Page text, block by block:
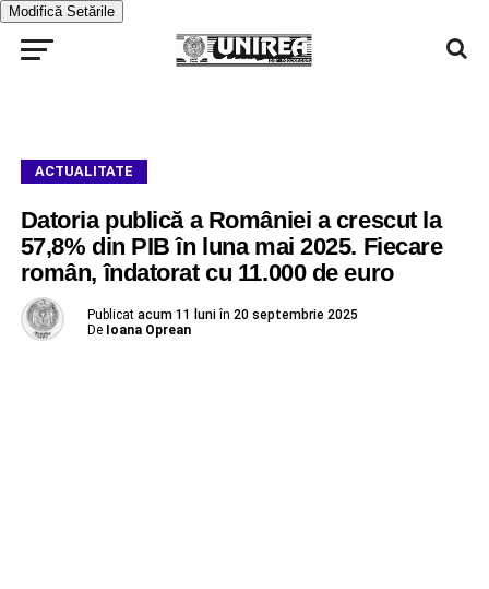
Modifică Setările
ACTUALITATE
Datoria publică a României a crescut la
57,8% din PIB în luna mai 2025. Fiecare
român, îndatorat cu 11.000 de euro
Publicat acum 11 luni în 20 septembrie 2025
De Ioana Oprean